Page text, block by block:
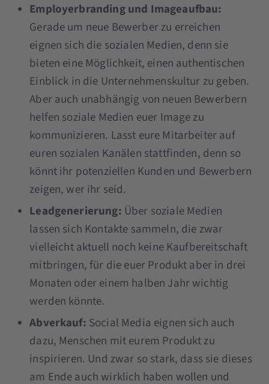
Employerbranding und Imageaufbau:
Gerade um neue Bewerber zu erreichen
eignen sich die sozialen Medien, denn sie
bieten eine Möglichkeit, einen authentischen
Einblick in die Unternehmenskultur zu geben.
Aber auch unabhängig von neuen Bewerbern
helfen soziale Medien euer Image zu
kommunizieren. Lasst eure Mitarbeiter auf
euren sozialen Kanälen stattfinden, denn so
könnt ihr potenziellen Kunden und Bewerbern
zeigen, wer ihr seid.
Leadgenerierung: Über soziale Medien
lassen sich Kontakte sammeln, die zwar
vielleicht aktuell noch keine Kaufbereitschaft
mitbringen, für die euer Produkt aber in drei
Monaten oder einem halben Jahr wichtig
werden könnte.
Abverkauf: Social Media eignen sich auch
dazu, Menschen mit eurem Produkt zu
inspirieren. Und zwar so stark, dass sie dieses
am Ende auch wirklich haben wollen und